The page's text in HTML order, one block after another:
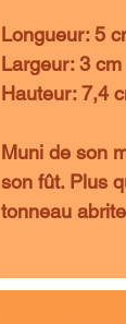
Longueur: 5
Largeur: 3 cm
Hauteur: 7,4
Muni de son
son fût. Plus
tonneau